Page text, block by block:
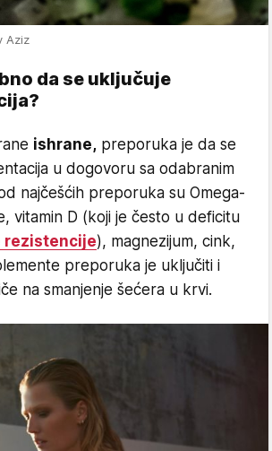
Aziz
da se uključuje
ishrane, preporuka je da se
u dogovoru sa odabranim
najčešćih preporuka su Omega-
vitamin D (koji je često u deficitu
rezistencije), magnezijum, cink,
preporuka je uključiti i
na smanjenje šećera u krvi.